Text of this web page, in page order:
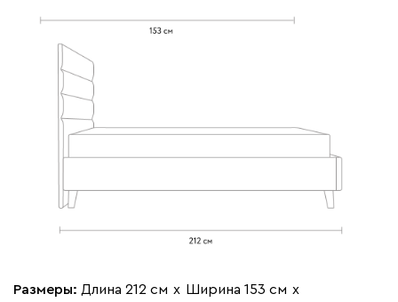
Размеры: Длина 212 см х Ширина 153 см х